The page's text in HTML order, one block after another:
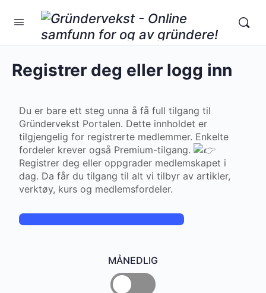
Registrer deg eller logg inn
Du er bare ett steg unna å få full tilgang til
Gründervekst Portalen. Dette innholdet er
tilgjengelig for registrerte medlemmer. Enkelte
fordeler krever også Premium-tilgang.
Registrer deg eller oppgrader medlemskapet i
dag. Da får du tilgang til alt vi tilbyr av artikler,
verktøy, kurs og medlemsfordeler.
Er du allerede medlem? Logg inn her
MÅNEDLIG